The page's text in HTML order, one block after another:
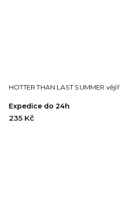
HOTTER THAN LAST SUMMER vějíř
Expedice do 24h
235 Kč